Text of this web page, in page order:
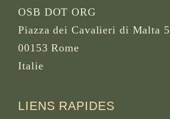
OSB DOT ORG
Piazza dei Cavalieri di Malta 5
00153 Rome
Italie
LIENS RAPIDES